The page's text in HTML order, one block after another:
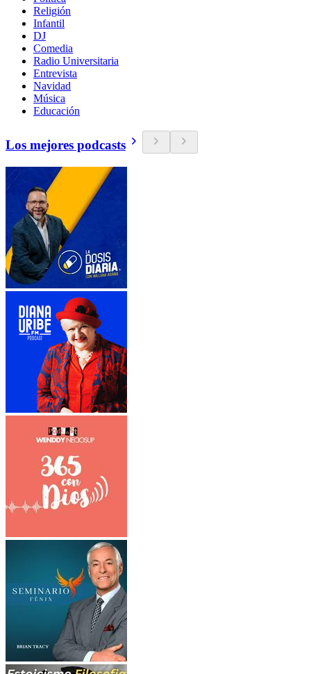
Religión
Infantil
DJ
Comedia
Radio Universitaria
Entrevista
Navidad
Música
Educación
Los mejores podcasts